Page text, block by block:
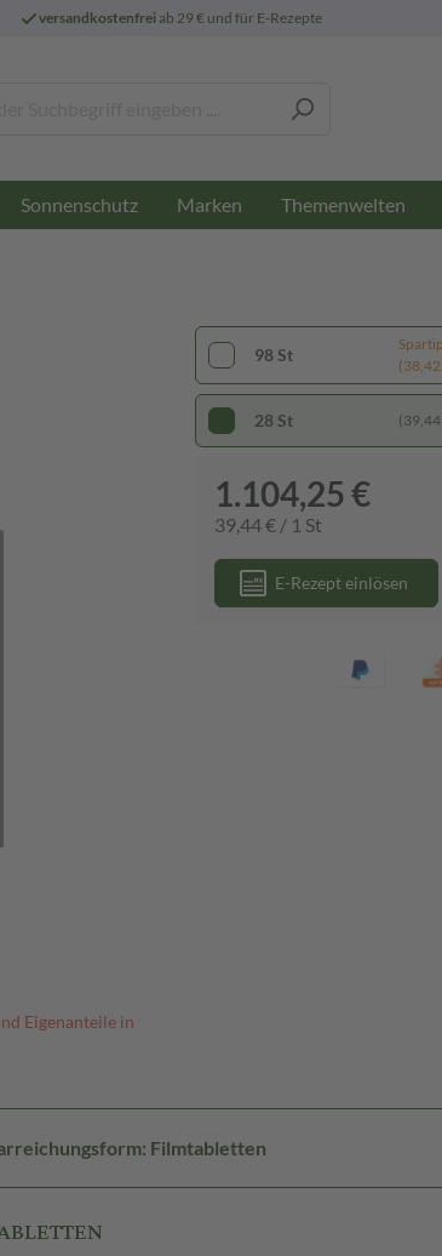
versandkostenfreiab 29 € und für E-Rezepte
Sonnenschutz Marken Themenwelten
Eigenanteile in
98 St
(38,42
28 St (39,44
1.104,25 €
39,44 € / 1 St
E-Rezept einlösen
Filmtabletten